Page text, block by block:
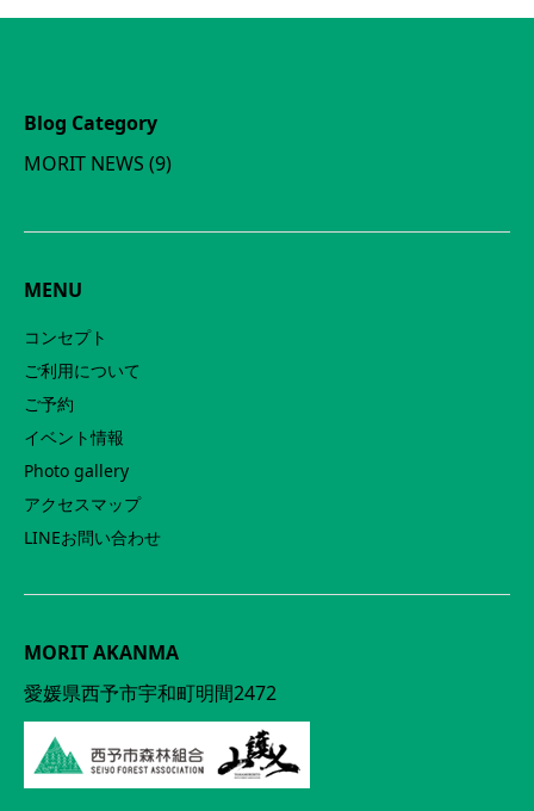
Blog Category
MORIT NEWS (9)
MENU
コンセプト
ご利用について
ご予約
イベント情報
Photo gallery
アクセスマップ
LINEお問い合わせ
MORIT AKANMA
愛媛県西予市宇和町明間2472